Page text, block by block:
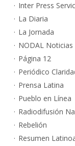
Inter Press
La Diaria
La Jornada
NODAL Noticias
Página 12
Periódico
Prensa Latina
Pueblo en Línea
Radiodifusión
Rebelión
Resumen